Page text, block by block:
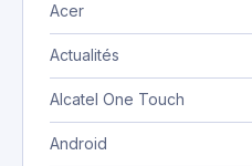
Acer
Actualités
Alcatel One Touch
Android